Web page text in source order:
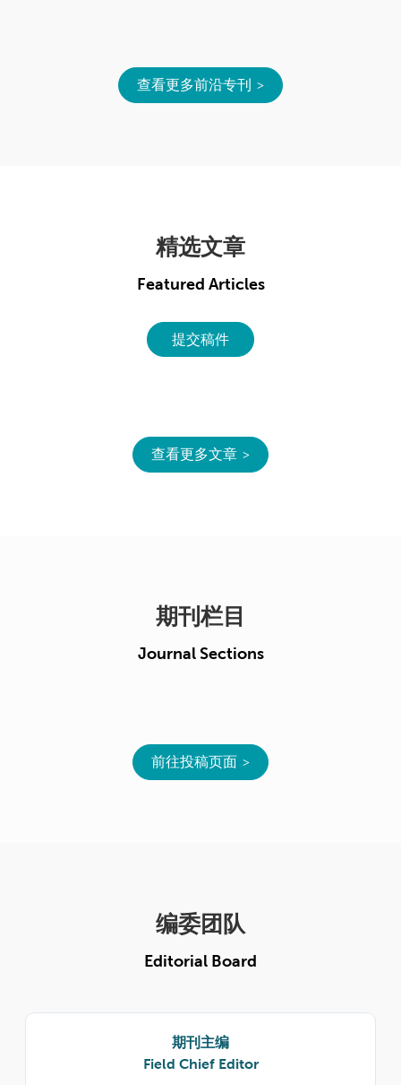
查看更多前沿专刊
精选文章
Featured Articles
提交稿件
查看更多文章
期刊栏目
Journal Sections
前往投稿页面
编委团队
Editorial Board
期刊主编
Field Chief Editor